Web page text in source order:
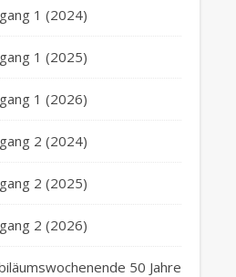
1 (2024)
1 (2025)
1 (2026)
2 (2024)
2 (2025)
2 (2026)
50 Jahre